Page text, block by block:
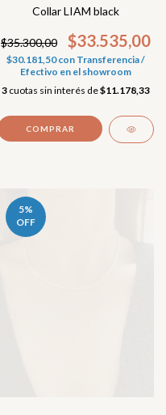
Collar LIAM black
$35.300,00 $33.535,00
$30.181,50con Transferencia /
Efectivo en el showroom
3 cuotas sin interés de$11.178,33
5%
OFF